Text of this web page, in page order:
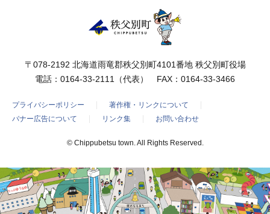
〒078-2192 北海道雨竜郡秩父別町4101番地 秩父別町役場
電話： 0164-33-2111 （代表） FAX：0164-33-3466
プライバシーポリシー
著作権・リンクについて
バナー広告について
リンク集 お問い合わせ
© Chippubetsu town. All Rights Reserved.